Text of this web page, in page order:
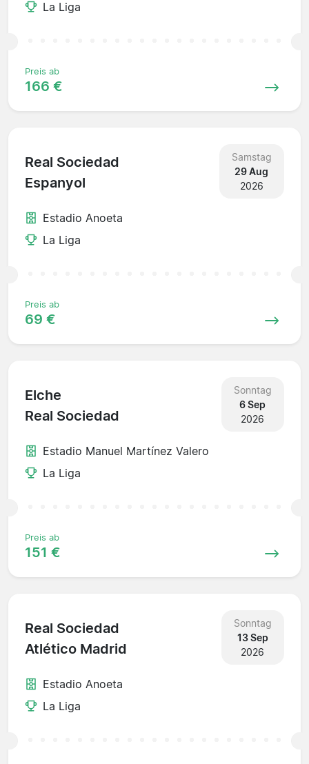
La Liga
Preis ab
166 €
Real Sociedad
Espanyol
Samstag
29 Aug
2026
Estadio Anoeta
La Liga
Preis ab
69 €
Elche
Real Sociedad
Sonntag
6 Sep
2026
Estadio Manuel Martínez Valero
La Liga
Preis ab
151 €
Real Sociedad
Atlético Madrid
Sonntag
13 Sep
2026
Estadio Anoeta
La Liga